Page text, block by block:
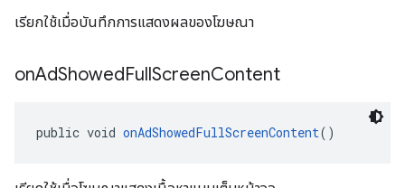
เรียกใช้เมื่อบันทึกการแสดงผลของโฆษณา
onAdShowedFullScreenContent
public void onAdShowedFullScreenContent()